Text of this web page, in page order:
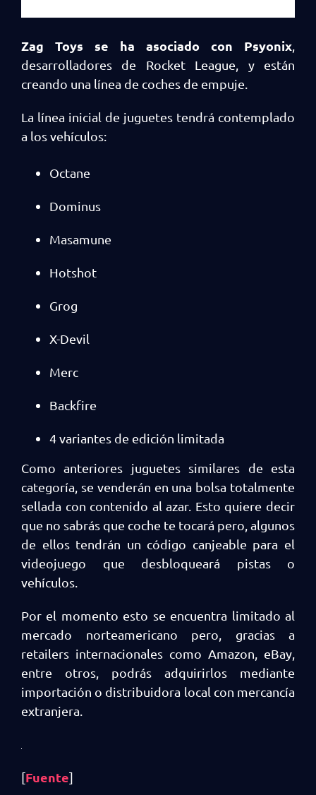
Zag Toys se ha asociado con Psyonix
desarrolladores de Rocket League, y están
creando una línea de coches de empuje.
La línea inicial de juguetes tendrá contemplado
a los vehículos:
Octane
Dominus
Masamune
Hotshot
Grog
X-Devil
Merc
Backfire
4 variantes de edición limitada
Como anteriores juguetes similares de esta
categoría, se venderán en una bolsa totalmente
sellada con contenido al azar. Esto quiere decir
que no sabrás que coche te tocará pero, algunos
de ellos tendrán un código canjeable para el
videojuego que desbloqueará pistas o
vehículos.
Por el momento esto se encuentra limitado al
mercado norteamericano pero, gracias a
retailers internacionales como Amazon, eBay,
entre otros, podrás adquirirlos mediante
importación o distribuidora local con mercancía
extranjera.
[Fuente]